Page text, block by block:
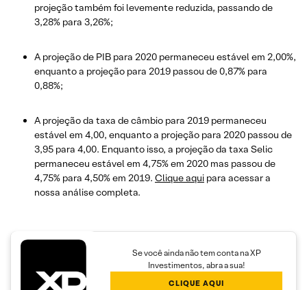
projeção também foi levemente reduzida, passando de
3,28% para 3,26%;
A projeção de PIB para 2020 permaneceu estável em 2,00%,
enquanto a projeção para 2019 passou de 0,87% para
0,88%;
A projeção da taxa de câmbio para 2019 permaneceu
estável em 4,00, enquanto a projeção para 2020 passou de
3,95 para 4,00. Enquanto isso, a projeção da taxa Selic
permaneceu estável em 4,75% em 2020 mas passou de
4,75% para 4,50% em 2019. Clique aqui para acessar a
nossa análise completa.
Se você ainda não tem conta na XP
Investimentos, abra a sua!
CLIQUE AQUI